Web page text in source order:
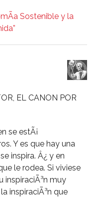
Sostenible y la
EL CANON POR
se estÃ¡
Y es que hay una
inspira. Â¿ y en
le rodea. Si viviese
inspiraciÃ³n muy
inspiraciÃ³n que